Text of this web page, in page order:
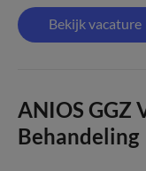
Bekijk vacature
ANIOS GGZ
Behandeling